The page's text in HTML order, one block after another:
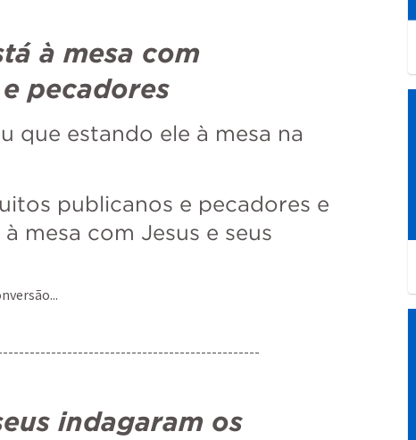
à mesa com
pecadores
que estando ele à mesa na
publicanos e pecadores e
mesa com Jesus e seus
indagaram os